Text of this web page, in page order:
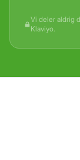
Vi deler aldrig
Klaviyo.